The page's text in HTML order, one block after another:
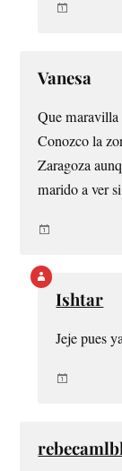
Vanesa
Que maravilla
Conozco la
Zaragoza
marido a ver
Ishtar
Jeje pues